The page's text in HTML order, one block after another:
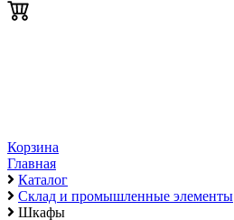
Корзина
Главная
Каталог
Склад и промышленные элементы
Шкафы